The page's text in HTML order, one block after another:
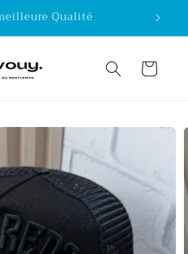
Qualité
Cart